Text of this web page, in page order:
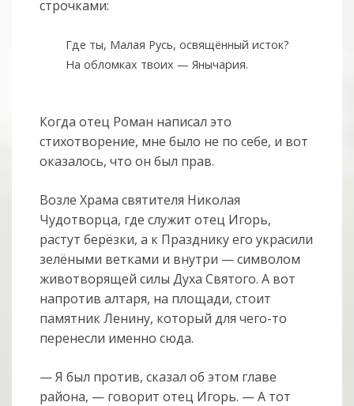
строчками:
Где ты, Малая Русь, освящённый исток?
На обломках твоих — Янычария.
Когда отец Роман написал это
стихотворение, мне было не по себе, и вот
оказалось, что он был прав.
Возле Храма святителя Николая
Чудотворца, где служит отец Игорь,
растут берёзки, а к Празднику его украсили
зелёными ветками и внутри — символом
животворящей силы Духа Святого. А вот
напротив алтаря, на площади, стоит
памятник Ленину, который для чего-то
перенесли именно сюда.
— Я был против, сказал об этом главе
района, — говорит отец Игорь. — А тот